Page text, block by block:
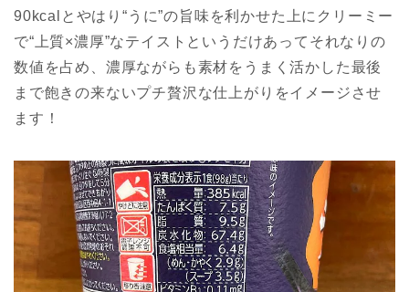
90kcalとやはり“うに”の旨味を利かせた上にクリーミー
で“上質×濃厚”なテイストというだけあってそれなりの
数値を占め、濃厚ながらも素材をうまく活かした最後
まで飽きの来ないプチ贅沢な仕上がりをイメージさせ
ます！